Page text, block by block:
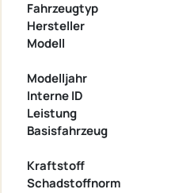
Fahrzeugtyp
Hersteller
Modell
Modelljahr
Interne ID
Leistung
Basisfahrzeug
Kraftstoff
Schadstoffnorm